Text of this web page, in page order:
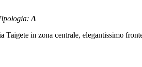
A
Taigete in zona centrale, elegantissimo